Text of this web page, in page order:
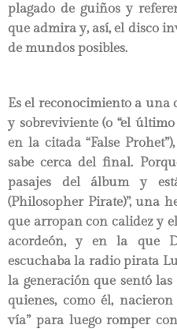
plagado de guiños y
que admira y, así, el disco
de mundos posibles.
Es el reconocimiento a una
y sobreviviente (o “el
en la citada “False
sabe cerca del final.
pasajes del álbum y
(Philosopher Pirate)”, una
que arropan con calidez y
acordeón, y en la que
escuchaba la radio pirata
la generación que sentó
quienes, como él,
vía” para luego romper